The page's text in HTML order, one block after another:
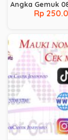
Angka Gemuk
Rp